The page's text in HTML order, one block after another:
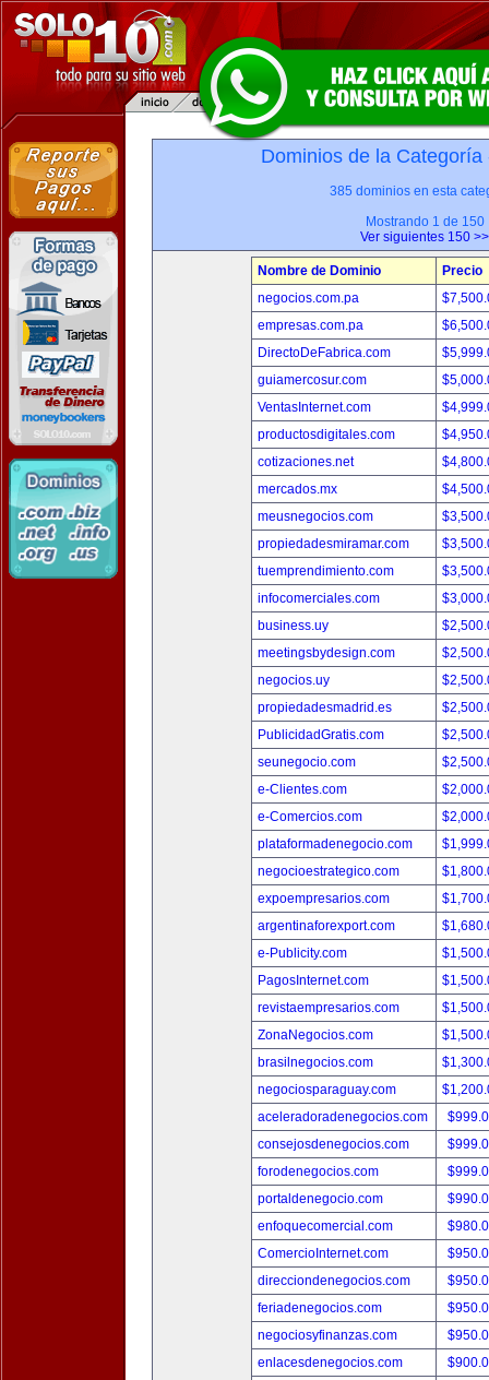
Dominios de la
385 dominios en esta
Mostrando 1 de 150
Ver siguientes 150 >>
Nombre de Dominio
Precio
negocios.com.pa
empresas.com.pa
DirectoDeFabrica.com
guiamercosur.com
VentasInternet.com
productosdigitales.com
cotizaciones.net
mercados.mx
meusnegocios.com
propiedadesmiramar.com
tuemprendimiento.com
infocomerciales.com
business.uy
meetingsbydesign.com
negocios.uy
propiedadesmadrid.es
PublicidadGratis.com
seunegocio.com
e-Clientes.com
e-Comercios.com
plataformadenegocio.com
negocioestrategico.com
expoempresarios.com
argentinaforexport.com
e-Publicity.com
PagosInternet.com
revistaempresarios.com
ZonaNegocios.com
brasilnegocios.com
negociosparaguay.com
aceleradoradenegocios.com
consejosdenegocios.com
forodenegocios.com
portaldenegocio.com
enfoquecomercial.com
ComercioInternet.com
direcciondenegocios.com
feriadenegocios.com
negociosyfinanzas.com
enlacesdenegocios.com